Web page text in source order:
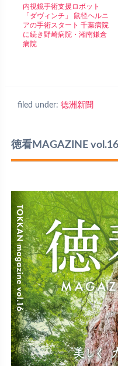
内視鏡手術支援ロボット
「ダヴィンチ」 鼠径ヘルニ
アの手術スタート 千葉病院
に続き野崎病院・湘南鎌倉
病院
filed under: 徳洲新聞
徳看MAGAZINE vol.16